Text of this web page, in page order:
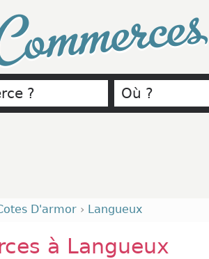
D'armor › Langueux
à Langueux